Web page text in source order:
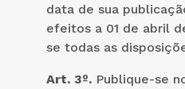
data de sua
efeitos a 01 de abril
se todas as
Art. 3º. Publique-se